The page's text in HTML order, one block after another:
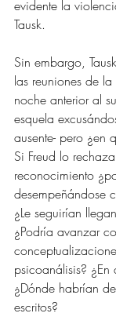
evidente la
Tausk.
Sin embargo,
las reuniones de
noche anterior al
esquela
ausente- pero ¿en
Si Freud lo
reconocimiento
desempeñándose
¿Le seguirían
¿Podría avanzar
psicoanálisis?
¿Dónde habrían
escritos?